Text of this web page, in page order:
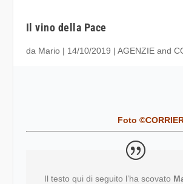
Il vino della Pace
da Mario| 14/10/2019 | AGENZIE and
Foto
Il testo qui di seguito l’ha scovato